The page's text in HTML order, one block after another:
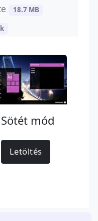
18.7 MB
Sötét mód
Letöltés